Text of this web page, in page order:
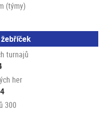
(týmy)
turnajů
her
300